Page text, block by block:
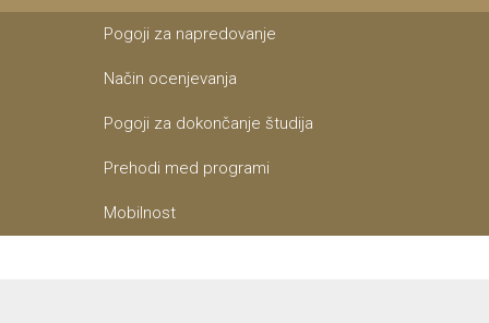
Pogoji za napredovanje
Način ocenjevanja
Pogoji za dokončanje študija
Prehodi med programi
Mobilnost